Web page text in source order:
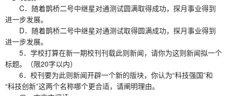
C．随着鹊桥二号中继星对通测试圆满取得成功，探月事业得到
进一步发展。
D．随着鹊桥二号中继星对通测试取得圆满成功，探月事业得到
进一步发展。
5．学校打算在新一期校刊刊载此则新闻，请你为这则新闻拟一个
标题。（限20字以内）
6．校刊要为此则新闻开辟一个新的版块，你认为“科技强国”和
“科技创新”这两个名称哪个更合适，请阐明理由。